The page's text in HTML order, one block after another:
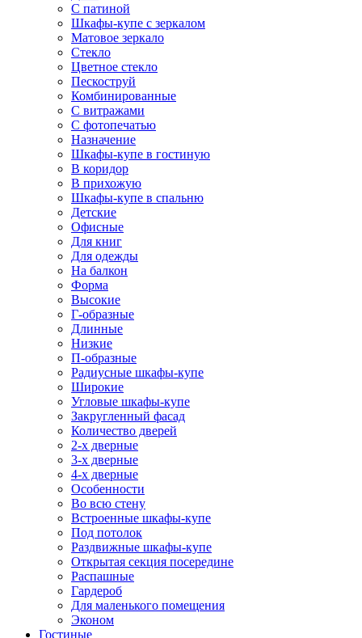
С патиной
Шкафы-купе с зеркалом
Матовое зеркало
Стекло
Цветное стекло
Пескоструй
Комбинированные
С витражами
С фотопечатью
Назначение
Шкафы-купе в гостиную
В коридор
В прихожую
Шкафы-купе в спальню
Детские
Офисные
Для книг
Для одежды
На балкон
Форма
Высокие
Г-образные
Длинные
Низкие
П-образные
Радиусные шкафы-купе
Широкие
Угловые шкафы-купе
Закругленный фасад
Количество дверей
2-х дверные
3-х дверные
4-х дверные
Особенности
Во всю стену
Встроенные шкафы-купе
Под потолок
Раздвижные шкафы-купе
Открытая секция посередине
Распашные
Гардероб
Для маленького помещения
Эконом
Гостиные